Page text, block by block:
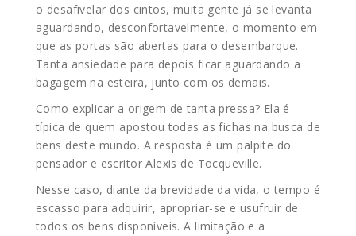
o desafivelar dos cintos, muita gente já se levanta
aguardando, desconfortavelmente, o momento em
que as portas são abertas para o desembarque.
Tanta ansiedade para depois ficar aguardando a
bagagem na esteira, junto com os demais.
Como explicar a origem de tanta pressa? Ela é
típica de quem apostou todas as fichas na busca de
bens deste mundo. A resposta é um palpite do
pensador e escritor Alexis de Tocqueville.
Nesse caso, diante da brevidade da vida, o tempo é
escasso para adquirir, apropriar-se e usufruir de
todos os bens disponíveis. A limitação e a